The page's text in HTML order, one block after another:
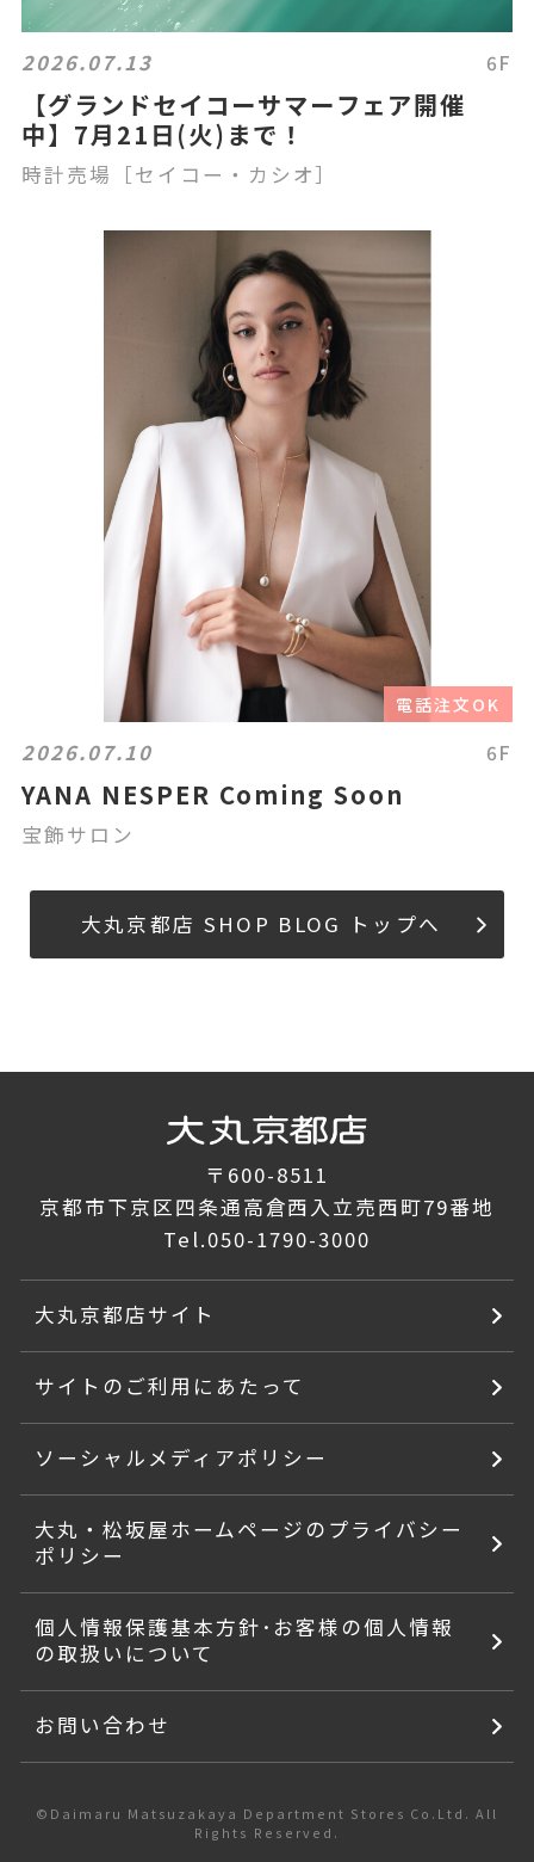
2026.07.13 6F
【グランドセイコーサマーフェア開催
中】7月21日(火)まで！
時計売場［セイコー・カシオ］
電話注文OK
2026.07.10 6F
YANA NESPER Coming Soon
宝飾サロン
大丸京都店 SHOP BLOG トップへ
〒600-8511
京都市下京区四条通高倉西入立売西町79番地
Tel.050-1790-3000
大丸京都店サイト
サイトのご利用にあたって
ソーシャルメディアポリシー
大丸・松坂屋ホームページのプライバシー
ポリシー
個人情報保護基本方針･お客様の個人情報
の取扱いについて
お問い合わせ
©Daimaru Matsuzakaya Department Stores Co.Ltd. All
Rights Reserved.